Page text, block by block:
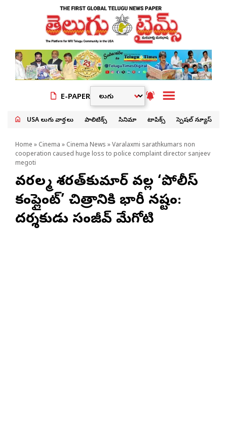
E-PAPER
USA తెలుగు వార్తలు పాలిటిక్స్ సినిమా టాపిక్స్ స్పెషల్ న్యూస్
Home » Cinema » Cinema News » Varalaxmi sarathkumars non
cooperation caused huge loss to police complaint director sanjeev
megoti
వరలక్ష్మి శరత్‌కుమార్ వల్ల ‘పోలీస్
కంప్లైంట్’ చిత్రానికి భారీ నష్టం:
దర్శకుడు సంజీవ్ మేగోటి